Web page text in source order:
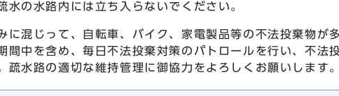
水の水路内には立ち入らないでください。
に混じって、自転車、バイク、家電製品等の不法投棄物が
間中を含め、毎日不法投棄対策のパトロールを行い、不法
疏水路の適切な維持管理に御協力をよろしくお願いします。